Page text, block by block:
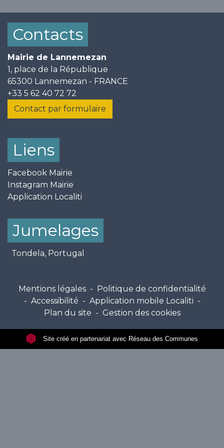
Contacts
Mairie de Lannemezan
1, place de la République
65300 Lannemezan - FRANCE
+33 5 62 40 72 72
Contact par formulaire
Liens
Facebook Mairie
Instagram Mairie
Application Localiti
Jumelages
Tondela, Portugal
Mentions légales - Politique de confidentialité
- Accessibilité - Application mobile Localiti -
Plan du site - Gestion des cookies
Site créé en partenariat avec Réseau des Communes